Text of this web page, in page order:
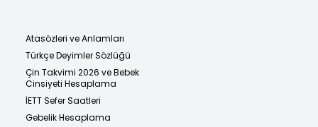
Atasözleri ve Anlamları
Türkçe Deyimler Sözlüğü
Çin Takvimi 2026 ve Bebek
Cinsiyeti Hesaplama
İETT Sefer Saatleri
Gebelik Hesaplama